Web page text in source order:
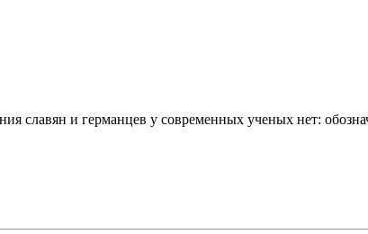
славян и германцев у современных ученых нет: